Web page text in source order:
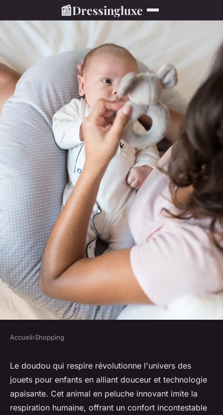
📰Dressingluxe
SHOPPING
Découvrez le doudou qui
respire : douceur et sérénité
garanties
Accueil›Shopping
Le doudou qui respire révolutionne l'univers des
jouets pour enfants en alliant douceur et technologie
apaisante. Cet animal en peluche innovant imite la
respiration humaine, offrant un confort incontestable